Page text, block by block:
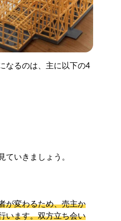
なるのは、主に以下の4
ていきましょう。
が変わるため、売主か
います。双方立ち会い